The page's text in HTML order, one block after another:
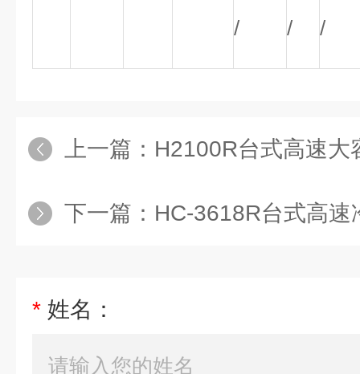
/ / /
上一篇： H2100R台式高速大
下一篇： HC-3618R台式高速
* 姓名：